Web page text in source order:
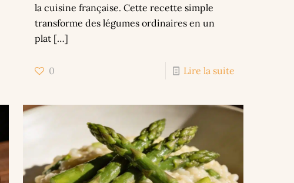
la cuisine française. Cette recette simple
transforme des légumes ordinaires en un
plat […]
0 Lire la suite